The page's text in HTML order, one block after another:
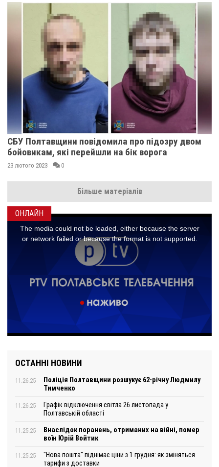
ОНЛАЙН
ОСТАННІ НОВИНИ
11.26.25
Поліція Полтавщини розшукує 62-річну Людмилу
Тимченко
11.26.25
Графік відключення світла 26 листопада у
Полтавській області
11.25.25
Внаслідок поранень, отриманих на війні, помер
воїн Юрій Войтик
11.25.25
"Нова пошта" піднімає ціни з 1 грудня: як зміняться
тарифи з доставки
СБУ Полтавщини повідомила про підозру двом
бойовикам, які перейшли на бік ворога
23 лютого 2023 0
Більше матеріалів